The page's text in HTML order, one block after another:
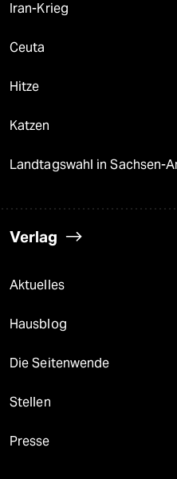
Iran-Krieg
Ceuta
Hitze
Katzen
Landtagswahl in Sachsen-
Verlag
Aktuelles
Hausblog
Die Seitenwende
Stellen
Presse